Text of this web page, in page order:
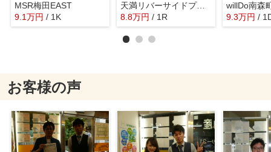
MSR梅田EAST
9.1万円 / 1K
天満リバーサイドプラザ
8.8万円 / 1R
willDo南森
9.3万円 /
お客様の声